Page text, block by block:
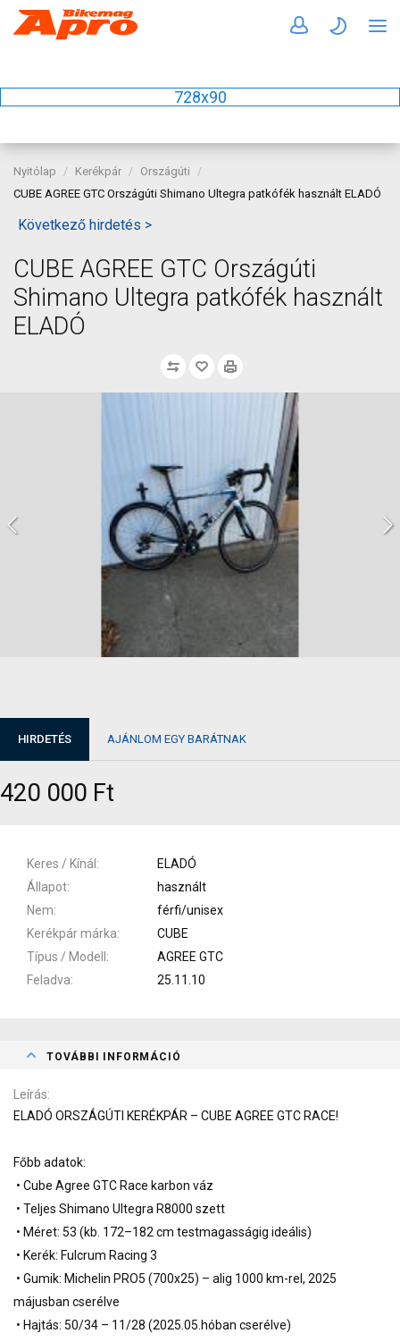
728x90
Nyitólap Kerékpár
Országúti
CUBE AGREE GTC Országúti Shimano Ultegra patkófék használt ELADÓ
Következő hirdetés >
CUBE AGREE GTC Országúti
Shimano Ultegra patkófék használt
ELADÓ
HIRDETÉS AJÁNLOM EGY BARÁTNAK
420 000 Ft
Keres / Kínál
ELADÓ
Állapot
használt
Nem
férfi/unisex
Kerékpár márka
CUBE
Típus / Modell
AGREE GTC
Feladva
25.11.10
TOVÁBBI INFORMÁCIÓ
Leírás
ELADÓ ORSZÁGÚTI KERÉKPÁR – CUBE AGREE GTC RACE!
Főbb adatok:
• Cube Agree GTC Race karbon váz
• Teljes Shimano Ultegra R8000 szett
• Méret: 53 (kb. 172–182 cm testmagasságig ideális)
• Kerék: Fulcrum Racing 3
• Gumik: Michelin PRO5 (700x25) – alig 1000 km-rel, 2025
májusban cserélve
• Hajtás: 50/34 – 11/28 (2025.05.hóban cserélve)